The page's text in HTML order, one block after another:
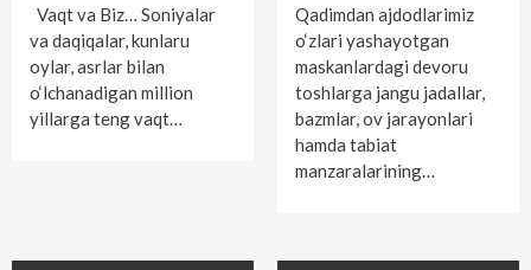
Vaqt va Biz… Soniyalar
va daqiqalar, kunlaru
oylar, asrlar bilan
o‘lchanadigan million
yillarga teng vaqt…
Qadimdan ajdodlarimiz
o‘zlari yashayotgan
maskanlardagi devoru
toshlarga jangu jadallar,
bazmlar, ov jarayonlari
hamda tabiat
manzaralarining…